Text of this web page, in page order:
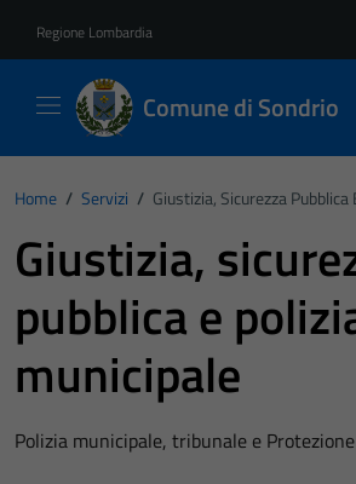
Regione Lombardia
Comune di Sondrio
Home / Servizi / Giustizia, Sicurezza
Giustizia,
pubblica e
municipale
Polizia municipale, tribunale e